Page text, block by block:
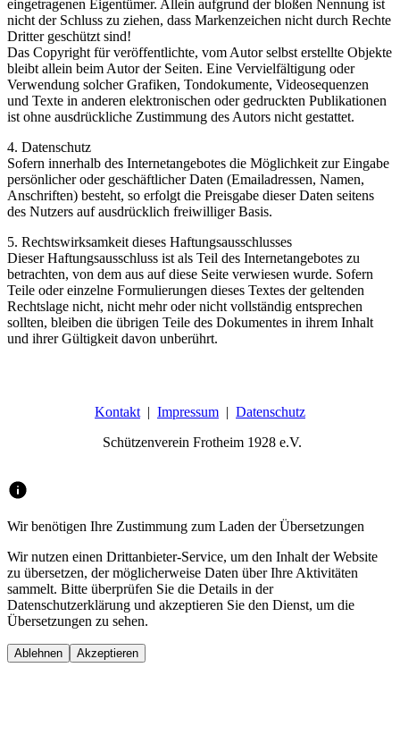
eingetragenen Eigentümer. Allein aufgrund der bloßen Nennung ist
nicht der Schluss zu ziehen, dass Markenzeichen nicht durch Rechte
Dritter geschützt sind!
Das Copyright für veröffentlichte, vom Autor selbst erstellte Objekte
bleibt allein beim Autor der Seiten. Eine Vervielfältigung oder
Verwendung solcher Grafiken, Tondokumente, Videosequenzen
und Texte in anderen elektronischen oder gedruckten Publikationen
ist ohne ausdrückliche Zustimmung des Autors nicht gestattet.
4. Datenschutz
Sofern innerhalb des Internetangebotes die Möglichkeit zur Eingabe
persönlicher oder geschäftlicher Daten (Emailadressen, Namen,
Anschriften) besteht, so erfolgt die Preisgabe dieser Daten seitens
des Nutzers auf ausdrücklich freiwilliger Basis.
5. Rechtswirksamkeit dieses Haftungsausschlusses
Dieser Haftungsausschluss ist als Teil des Internetangebotes zu
betrachten, von dem aus auf diese Seite verwiesen wurde. Sofern
Teile oder einzelne Formulierungen dieses Textes der geltenden
Rechtslage nicht, nicht mehr oder nicht vollständig entsprechen
sollten, bleiben die übrigen Teile des Dokumentes in ihrem Inhalt
und ihrer Gültigkeit davon unberührt.
Kontakt | Impressum | Datenschutz
Schützenverein Frotheim 1928 e.V.
Wir benötigen Ihre Zustimmung zum Laden der Übersetzungen
Wir nutzen einen Drittanbieter-Service, um den Inhalt der Website
zu übersetzen, der möglicherweise Daten über Ihre Aktivitäten
sammelt. Bitte überprüfen Sie die Details in der
Datenschutzerklärung und akzeptieren Sie den Dienst, um die
Übersetzungen zu sehen.
Ablehnen Akzeptieren